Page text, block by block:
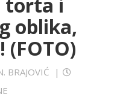
oblika,
BRAJOVIĆ
|